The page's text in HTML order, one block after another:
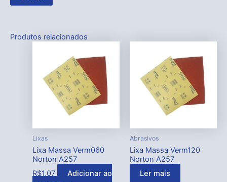
Produtos relacionados
Lixas
Lixa Massa Verm060
Norton A257
R$1,07
Adicionar ao
Abrasivos
Lixa Massa Verm120
Norton A257
Ler mais